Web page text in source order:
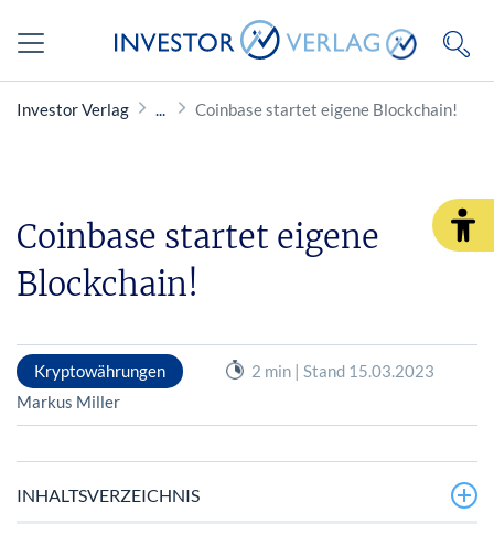
Investor Verlag Coinbase startet eigene Blockchain!
Coinbase startet eigene
Blockchain!
Kryptowährungen
2 min | Stand 15.03.2023
Markus Miller
INHALTSVERZEICHNIS